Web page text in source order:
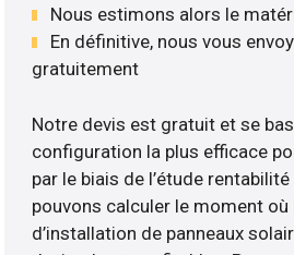
Nous estimons alors le
En définitive, nous vous
gratuitement
Notre devis est gratuit et se
configuration la plus efficace
par le biais de l’étude
pouvons calculer le moment où
d’installation de panneaux